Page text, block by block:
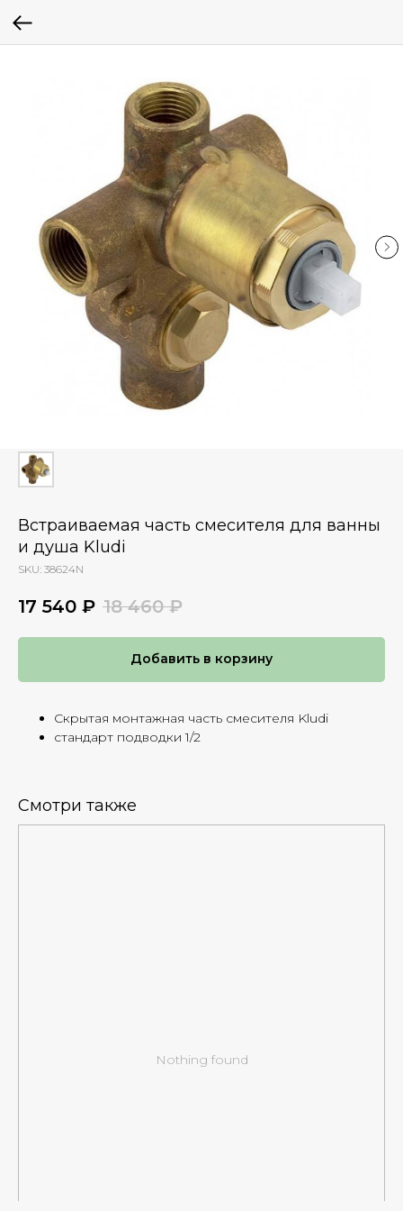
Встраиваемая часть смесителя для ванны
и душа Kludi
SKU: 38624N
17 540 ₽ 18 460 ₽
Добавить в корзину
Скрытая монтажная часть смесителя Kludi
стандарт подводки 1/2
Смотри также
Nothing found